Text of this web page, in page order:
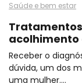
Saúde e bem estar
Receber o
dúvida, um dos
uma mulher.…